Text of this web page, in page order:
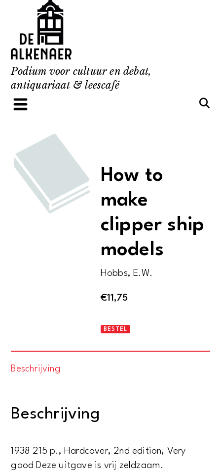
content
Podium voor cultuur en debat,
antiquariaat & leescafé
How to
make
clipper ship
models
Hobbs, E.W.
€11,75
How
BESTEL
Beschrijving
Beschrijving
1938 215 p., Hardcover, 2nd edition, Very
good Deze uitgave is vrij zeldzaam.